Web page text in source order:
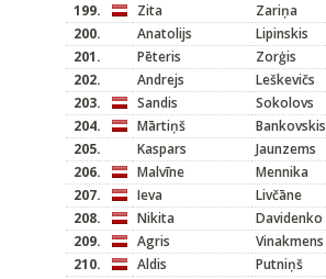
199.
Zita
Zariņa
200.
Anatolijs
Lipinskis
201.
Pēteris Zorģis
202.
Andrejs
Leškevičs
203.
Sandis Sokolovs
204.
Mārtiņš
Bankovskis
205.
Kaspars
Jaunzems
206.
Malvīne Mennika
207.
Ieva
Livčāne
208.
Nikita
Davidenko
209.
Agris
Vinakmens
210.
Aldis Putniņš